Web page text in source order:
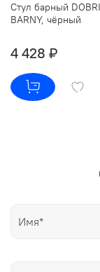
Стул барный
BARNY, чёрный
4 428 ₽